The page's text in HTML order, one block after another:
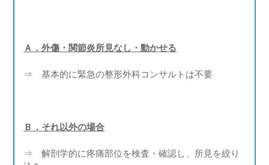
Ａ．外傷・関節炎所見なし・動かせる
⇒ 基本的に緊急の整形外科コンサルトは不要
Ｂ．それ以外の場合
⇒ 解剖学的に疼痛部位を検査・確認し、所見を絞り